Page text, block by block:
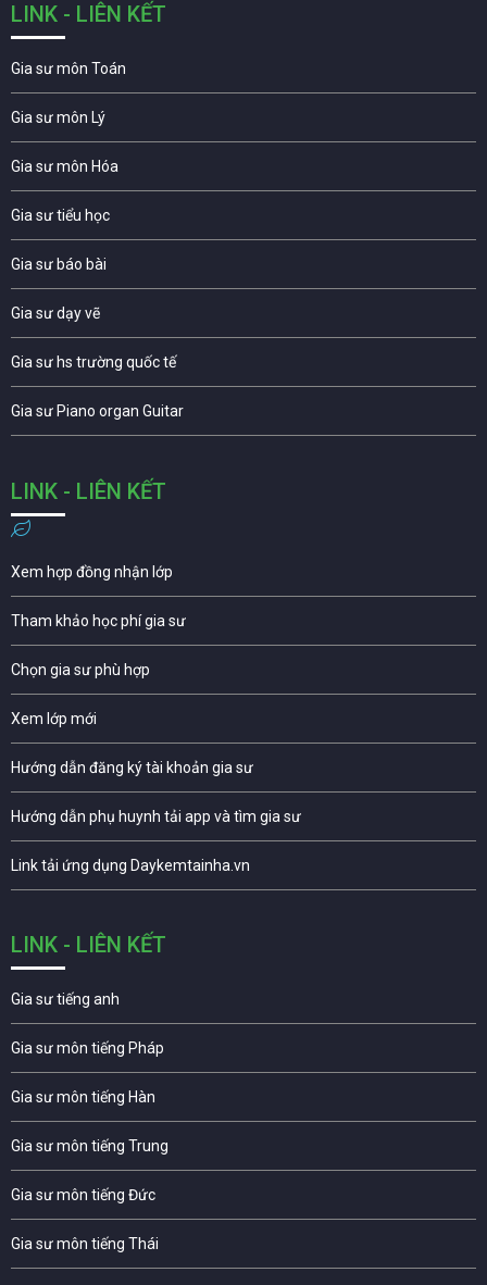
LINK - LIÊN KẾT
Gia sư môn Toán
Gia sư môn Lý
Gia sư môn Hóa
Gia sư tiểu học
Gia sư báo bài
Gia sư dạy vẽ
Gia sư hs trường quốc tế
Gia sư Piano organ Guitar
LINK - LIÊN KẾT
Xem hợp đồng nhận lớp
Tham khảo học phí gia sư
Chọn gia sư phù hợp
Xem lớp mới
Hướng dẫn đăng ký tài khoản gia sư
Hướng dẫn phụ huynh tải app và tìm gia sư
Link tải ứng dụng Daykemtainha.vn
LINK - LIÊN KẾT
Gia sư tiếng anh
Gia sư môn tiếng Pháp
Gia sư môn tiếng Hàn
Gia sư môn tiếng Trung
Gia sư môn tiếng Đức
Gia sư môn tiếng Thái